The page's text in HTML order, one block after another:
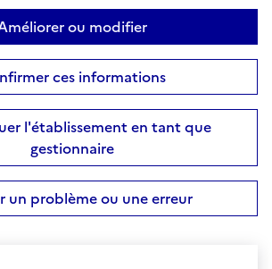
ou modifier
ces informations
l'établissement en tant que
gestionnaire
un problème ou une erreur